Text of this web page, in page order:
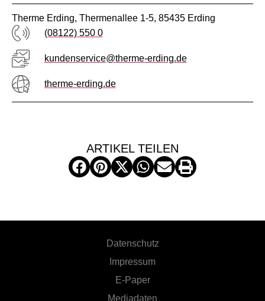
Therme Erding, Thermenallee 1-5, 85435 Erding
(08122) 550 0
kundenservice@therme-erding.de
therme-erding.de
ARTIKEL TEILEN
Datenschutz
Impressum
E-Paper
Mediadaten